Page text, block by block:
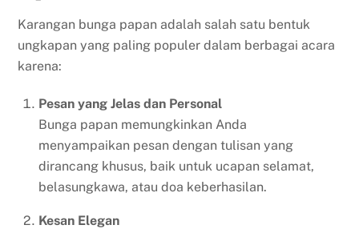
Karangan bunga papan adalah salah satu bentuk
ungkapan yang paling populer dalam berbagai acara
karena:
Pesan yang Jelas dan Personal
Bunga papan memungkinkan Anda
menyampaikan pesan dengan tulisan yang
dirancang khusus, baik untuk ucapan selamat,
belasungkawa, atau doa keberhasilan.
Kesan Elegan